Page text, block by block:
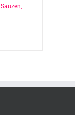
Sauzen,